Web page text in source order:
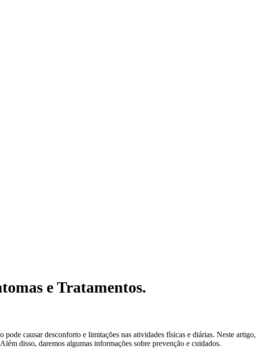
e Tratamentos.
causar desconforto e limitações nas atividades físicas e diárias. Neste artigo,
disso, daremos algumas informações sobre prevenção e cuidados.